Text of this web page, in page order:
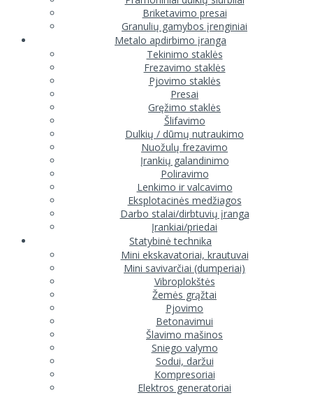
Briketavimo presai
Granulių gamybos įrenginiai
Metalo apdirbimo įranga
Tekinimo staklės
Frezavimo staklės
Pjovimo staklės
Presai
Gręžimo staklės
Šlifavimo
Dulkių / dūmų nutraukimo
Nuožulų frezavimo
Įrankių galandinimo
Poliravimo
Lenkimo ir valcavimo
Eksplotacinės medžiagos
Darbo stalai/dirbtuvių įranga
Įrankiai/priedai
Statybinė technika
Mini ekskavatoriai, krautuvai
Mini savivarčiai (dumperiai)
Vibroplokštės
Žemės grąžtai
Pjovimo
Betonavimui
Šlavimo mašinos
Sniego valymo
Sodui, daržui
Kompresoriai
Elektros generatoriai